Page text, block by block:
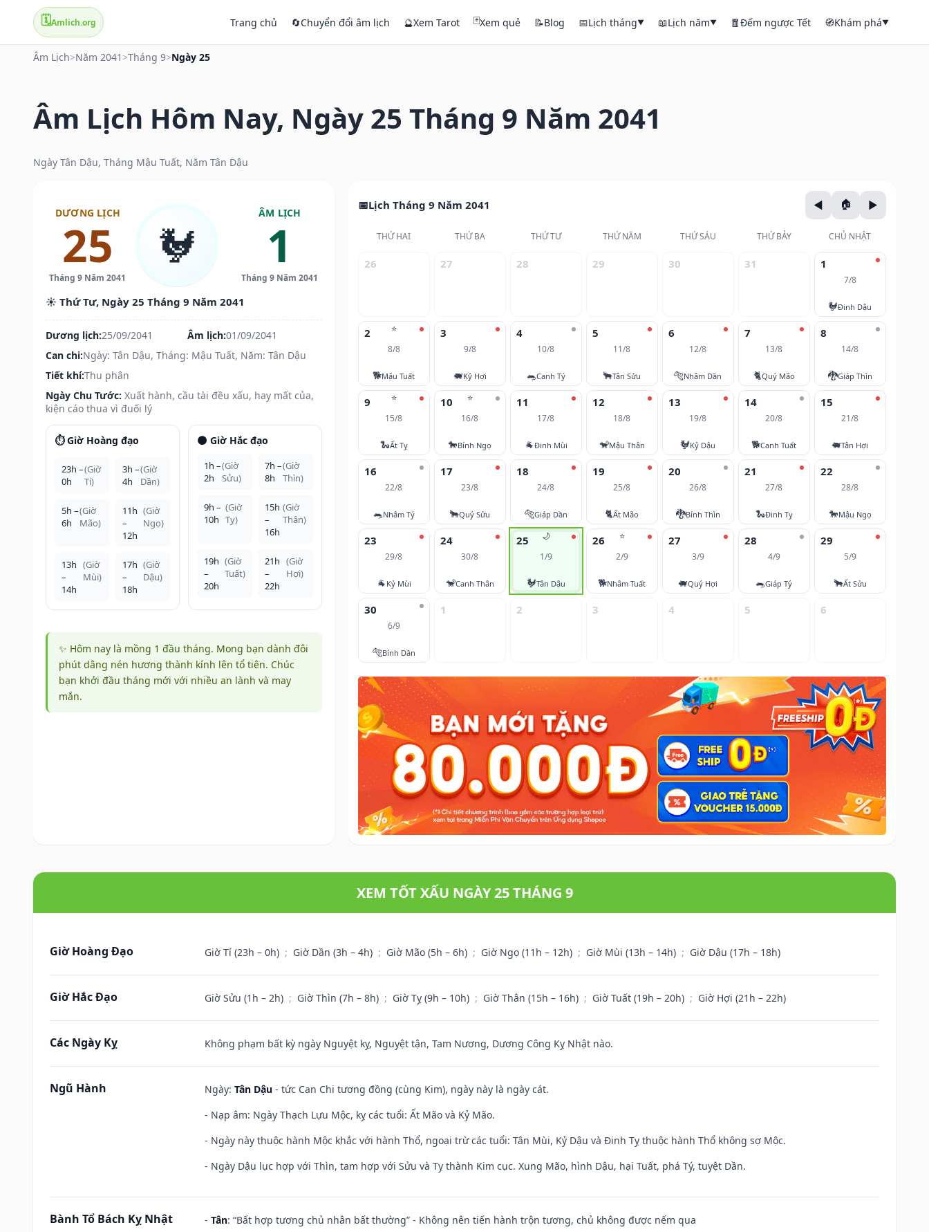
🗓️Amlich.org Trang chủ 🔄Chuyển đổi âm lịch 🔮Xem Tarot 🃏Xem quẻ 📝Blog 📅Lịch tháng▼ 📖Lịch năm▼ 🧧Đếm ngược Tết 🧭Khám phá▼
Âm Lịch>Năm 2041 >Tháng 9>Ngày 25
Âm Lịch Hôm Nay, Ngày 25 Tháng 9 Năm 2041
Ngày Tân Dậu, Tháng Mậu Tuất, Năm Tân Dậu
DƯƠNG LỊCH
25
Tháng 9 Năm 2041
🐓
ÂM LỊCH
1
Tháng 9 Năm 2041
☀️ Thứ Tư, Ngày 25 Tháng 9 Năm 2041
Dương lịch:25/09/2041 Âm lịch:01/09/2041
Can chi:Ngày: Tân Dậu, Tháng: Mậu Tuất, Năm: Tân Dậu
Tiết khí:Thu phân
Ngày Chu Tước: Xuất hành, cầu tài đều xấu, hay mất của,
kiện cáo thua vì đuối lý
⏱️ Giờ Hoàng đạo
23h –
0h
(Giờ
Tí)
3h –
4h
(Giờ
Dần)
5h –
6h
(Giờ
Mão)
11h
–
12h
(Giờ
Ngọ)
13h
–
14h
(Giờ
Mùi)
17h
–
18h
(Giờ
Dậu)
🌑 Giờ Hắc đạo
1h –
2h
(Giờ
Sửu)
7h –
8h
(Giờ
Thìn)
9h –
10h
(Giờ
Tỵ)
15h
–
16h
(Giờ
Thân)
19h
–
20h
(Giờ
Tuất)
21h
–
22h
(Giờ
Hợi)
✨ Hôm nay là mồng 1 đầu tháng. Mong bạn dành đôi
phút dâng nén hương thành kính lên tổ tiên. Chúc
bạn khởi đầu tháng mới với nhiều an lành và may
mắn.
Lịch Tháng 9 Năm 2041
THỨ HAI THỨ BA THỨ TƯ THỨ NĂM THỨ SÁU THỨ BẢY CHỦ NHẬT
26 27 28 29 30 31 1
7/8
🐓Đinh Dậu
⭐
2
8/8
🐕Mậu Tuất
3
9/8
🐖Kỷ Hợi
4
10/8
🐀Canh Tý
5
11/8
🐂Tân Sửu
6
12/8
🐅Nhâm Dần
7
13/8
🐈Quý Mão
8
14/8
🐉Giáp Thìn
⭐
9
15/8
🐍Ất Tỵ
⭐
10
16/8
🐎Bính Ngọ
11
17/8
🐐Đinh Mùi
12
18/8
🐒Mậu Thân
13
19/8
🐓Kỷ Dậu
14
20/8
🐕Canh Tuất
15
21/8
🐖Tân Hợi
16
22/8
🐀Nhâm Tý
17
23/8
🐂Quý Sửu
18
24/8
🐅Giáp Dần
19
25/8
🐈Ất Mão
20
26/8
🐉Bính Thìn
21
27/8
🐍Đinh Tỵ
22
28/8
🐎Mậu Ngọ
23
29/8
🐐 Kỷ Mùi
24
30/8
🐒Canh Thân
🌙
25
1/9
🐓Tân Dậu
⭐
26
2/9
🐕Nhâm Tuất
27
3/9
🐖Quý Hợi
28
4/9
🐀Giáp Tý
29
5/9
🐂Ất Sửu
30
6/9
🐅Bính Dần
1 2 3 4 5 6
XEM TỐT XẤU NGÀY 25 THÁNG 9
Giờ Hoàng Đạo Giờ Tí (23h – 0h) ; Giờ Dần (3h – 4h) ; Giờ Mão (5h – 6h) ; Giờ Ngọ (11h – 12h) ; Giờ Mùi (13h – 14h) ; Giờ Dậu (17h – 18h)
Giờ Hắc Đạo Giờ Sửu (1h – 2h) ; Giờ Thìn (7h – 8h) ; Giờ Tỵ (9h – 10h) ; Giờ Thân (15h – 16h) ; Giờ Tuất (19h – 20h) ; Giờ Hợi (21h – 22h)
Các Ngày Kỵ Không phạm bất kỳ ngày Nguyệt kỵ, Nguyệt tận, Tam Nương, Dương Công Kỵ Nhật nào.
Ngũ Hành Ngày: Tân Dậu - tức Can Chi tương đồng (cùng Kim), ngày này là ngày cát.
- Nạp âm: Ngày Thạch Lựu Mộc, kỵ các tuổi: Ất Mão và Kỷ Mão.
- Ngày này thuộc hành Mộc khắc với hành Thổ, ngoại trừ các tuổi: Tân Mùi, Kỷ Dậu và Đinh Tỵ thuộc hành Thổ không sợ Mộc.
- Ngày Dậu lục hợp với Thìn, tam hợp với Sửu và Tỵ thành Kim cục. Xung Mão, hình Dậu, hại Tuất, phá Tý, tuyệt Dần.
Bành Tổ Bách Kỵ Nhật - Tân: “Bất hợp tương chủ nhân bất thường” - Không nên tiến hành trộn tương, chủ không được nếm qua